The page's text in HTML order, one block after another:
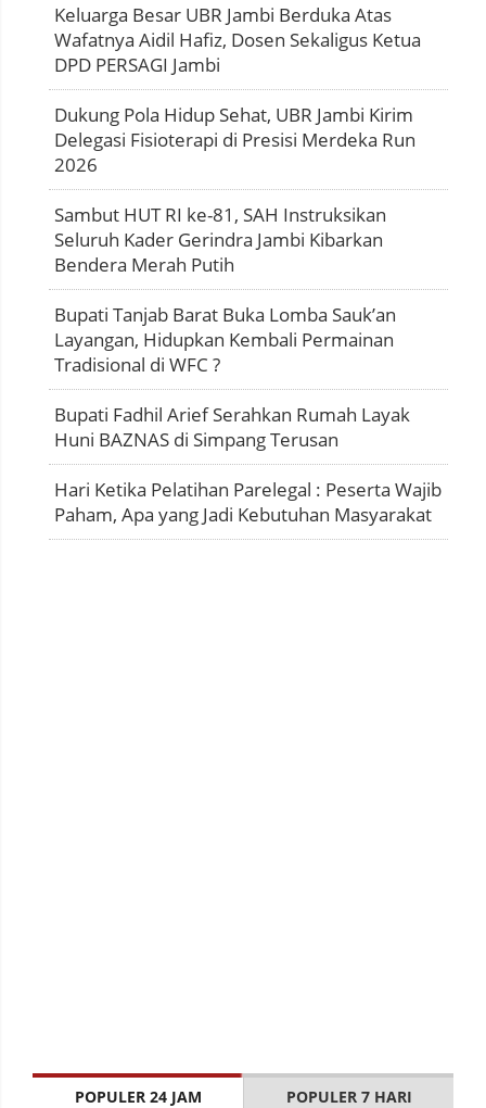
Keluarga Besar UBR Jambi Berduka Atas
Wafatnya Aidil Hafiz, Dosen Sekaligus Ketua
DPD PERSAGI Jambi
Dukung Pola Hidup Sehat, UBR Jambi Kirim
Delegasi Fisioterapi di Presisi Merdeka Run
2026
Sambut HUT RI ke-81, SAH Instruksikan
Seluruh Kader Gerindra Jambi Kibarkan
Bendera Merah Putih
Bupati Tanjab Barat Buka Lomba Sauk’an
Layangan, Hidupkan Kembali Permainan
Tradisional di WFC ?
Bupati Fadhil Arief Serahkan Rumah Layak
Huni BAZNAS di Simpang Terusan
Hari Ketika Pelatihan Parelegal : Peserta Wajib
Paham, Apa yang Jadi Kebutuhan Masyarakat
POPULER 24 JAM POPULER 7 HARI